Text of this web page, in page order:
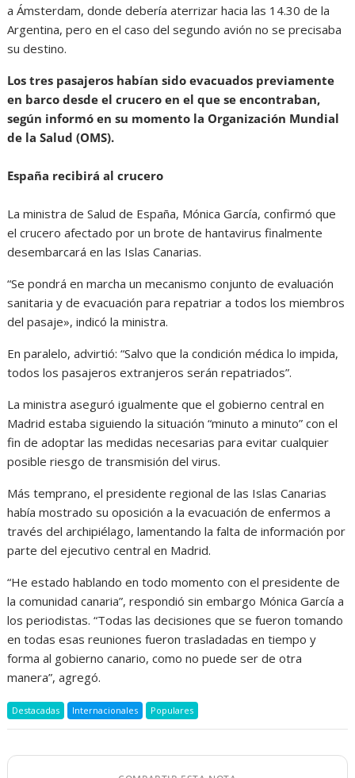
a Ámsterdam, donde debería aterrizar hacia las 14.30 de la
Argentina, pero en el caso del segundo avión no se precisaba
su destino.
Los tres pasajeros habían sido evacuados previamente
en barco desde el crucero en el que se encontraban,
según informó en su momento la Organización Mundial
de la Salud (OMS).
España recibirá al crucero
La ministra de Salud de España, Mónica García, confirmó que
el crucero afectado por un brote de hantavirus finalmente
desembarcará en las Islas Canarias.
“Se pondrá en marcha un mecanismo conjunto de evaluación
sanitaria y de evacuación para repatriar a todos los miembros
del pasaje», indicó la ministra.
En paralelo, advirtió: “Salvo que la condición médica lo impida,
todos los pasajeros extranjeros serán repatriados”.
La ministra aseguró igualmente que el gobierno central en
Madrid estaba siguiendo la situación “minuto a minuto” con el
fin de adoptar las medidas necesarias para evitar cualquier
posible riesgo de transmisión del virus.
Más temprano, el presidente regional de las Islas Canarias
había mostrado su oposición a la evacuación de enfermos a
través del archipiélago, lamentando la falta de información por
parte del ejecutivo central en Madrid.
“He estado hablando en todo momento con el presidente de
la comunidad canaria”, respondió sin embargo Mónica García a
los periodistas. “Todas las decisiones que se fueron tomando
en todas esas reuniones fueron trasladadas en tiempo y
forma al gobierno canario, como no puede ser de otra
manera”, agregó.
Destacadas Internacionales Populares